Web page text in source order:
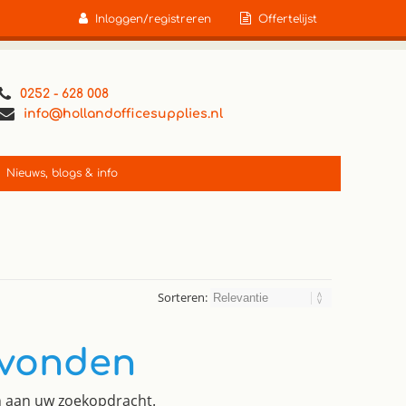
Inloggen/registreren Offertelijst
0252 - 628 008
info@hollandofficesupplies.nl
Nieuws, blogs & info
Sorteren:
uw zoekopdracht.